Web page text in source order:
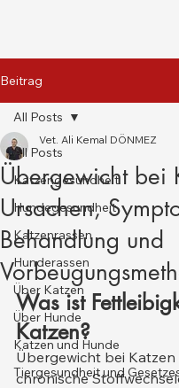
Beitrag
All Posts
Katzengesundheit
Hundegesundheit
Katzenrassen
Hunderassen
Über Katzen
Über Hunde
Katzen und Hunde
Tiergesundheit und
All Posts
Übergewicht bei
Ursachen,
Behandlung und
Vet. Ali Kemal DÖNMEZ
Was ist
Katzen?
Übergewicht bei Katzen
chronische